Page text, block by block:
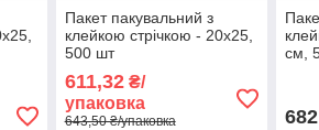
Пакет пакувальний з
клейкою стрічкою - 20х25,
500 шт
611,32₴/
упаковка
643,50 ₴/упаковка
см,
682